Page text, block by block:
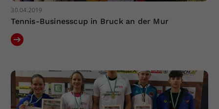
30.04.2019
Tennis-Businesscup in Bruck an der Mur